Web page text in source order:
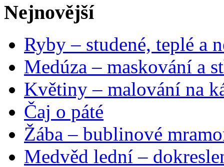
Nejnovější
Ryby – studené, teplé a
Medúza – maskování a
Květiny – malování na
Čaj o páté
Žába – bublinové
Medvěd lední –